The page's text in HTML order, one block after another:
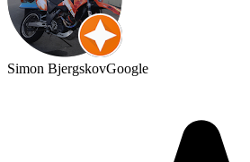
Simon BjergskovGoogle